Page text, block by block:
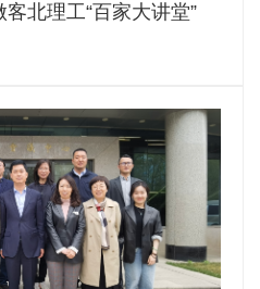
北理工“百家大讲堂”